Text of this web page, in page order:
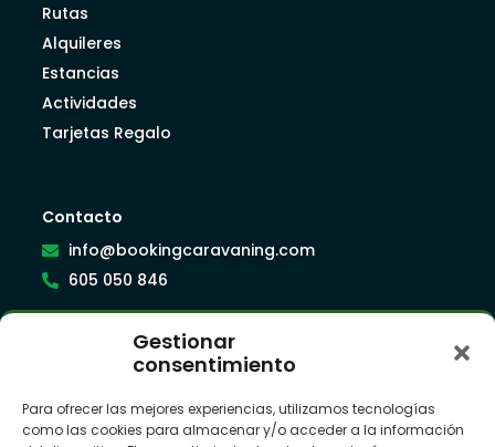
Gestionar
consentimiento
Para ofrecer las mejores experiencias, utilizamos tecnologías
como las cookies para almacenar y/o acceder a la información
Rutas
Alquileres
Estancias
Actividades
Tarjetas Regalo
Contacto
info@bookingcaravaning.com
605 050 846
Síguenos